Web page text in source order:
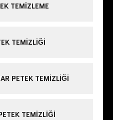
TEMIZLEME
TEMIZLIĞI
PETEK TEMIZLIĞI
TEMIZLIĞI